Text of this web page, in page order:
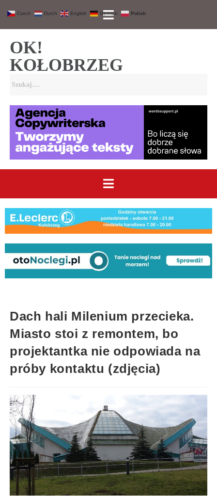
OK!
KOŁOBRZEG
Dach hali Milenium przecieka.
Miasto stoi z remontem, bo
projektantka nie odpowiada na
próby kontaktu (zdjęcia)
Czech Dutch English German Polish